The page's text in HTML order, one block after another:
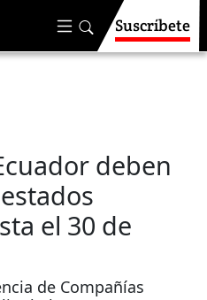
Suscríbete
deben
el 30 de
de Compañías